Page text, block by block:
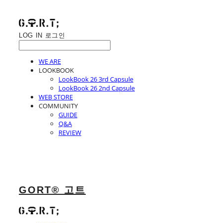
LOG IN 로그인
WE ARE
LOOKBOOK
LookBook 26 3rd Capsule
LookBook 26 2nd Capsule
WEB STORE
COMMUNITY
GUIDE
Q&A
REVIEW
GORT® 고트